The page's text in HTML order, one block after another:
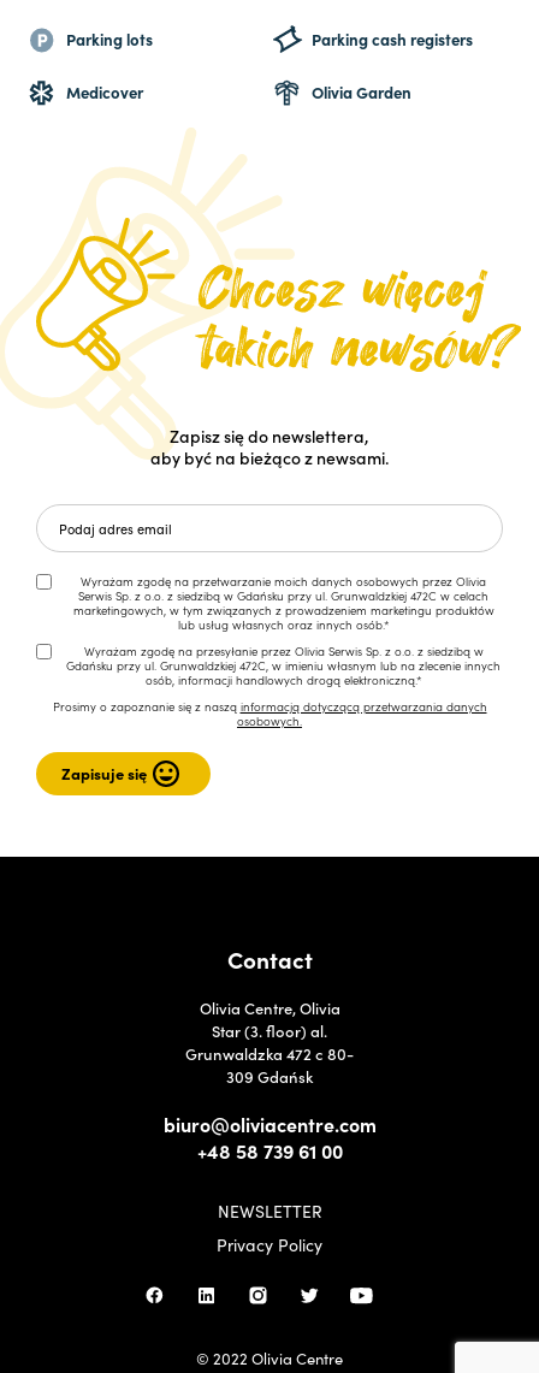
Parking lots Parking cash registers
Medicover Olivia Garden
Zapisz się do newslettera,
aby być na bieżąco z newsami.
Wyrażam zgodę na przetwarzanie moich danych osobowych przez Olivia
Serwis Sp. z o.o. z siedzibą w Gdańsku przy ul. Grunwaldzkiej 472C w celach
marketingowych, w tym związanych z prowadzeniem marketingu produktów
lub usług własnych oraz innych osób.*
Wyrażam zgodę na przesyłanie przez Olivia Serwis Sp. z o.o. z siedzibą w
Gdańsku przy ul. Grunwaldzkiej 472C, w imieniu własnym lub na zlecenie innych
osób, informacji handlowych drogą elektroniczną.*
Prosimy o zapoznanie się z naszą informacją dotyczącą przetwarzania danych
osobowych.
Contact
Olivia Centre, Olivia
Star (3. floor) al.
Grunwaldzka 472 c 80-
309 Gdańsk
biuro@oliviacentre.com
+48 58 739 61 00
NEWSLETTER
Privacy Policy
© 2022 Olivia Centre